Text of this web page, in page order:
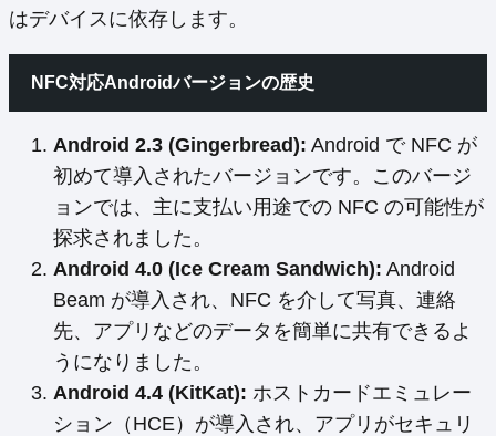
はデバイスに依存します。
NFC対応Androidバージョンの歴史
Android 2.3 (Gingerbread): Android で NFC が
初めて導入されたバージョンです。このバージ
ョンでは、主に支払い用途での NFC の可能性が
探求されました。
Android 4.0 (Ice Cream Sandwich): Android
Beam が導入され、NFC を介して写真、連絡
先、アプリなどのデータを簡単に共有できるよ
うになりました。
Android 4.4 (KitKat): ホストカードエミュレー
ション（HCE）が導入され、アプリがセキュリ